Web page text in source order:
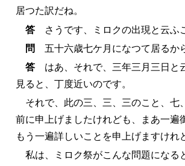
居つた訳だね。
答さうです、ミロクの出現と云ふ
問 五十六歳七ケ月になつて居るか
答はあ、それで、三年三月三日と
見ると、丁度近いのです。
それで、此の三、三、三のこと、七
前に申上げましたけれども、まあ一遍
もう一遍詳しいことを申上げますけ
私は、ミロク祭がこんな問題になる